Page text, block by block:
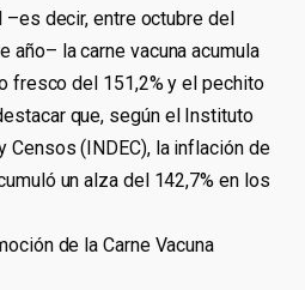
–es decir, entre octubre del
año– la carne vacuna acumula
fresco del 151,2% y el pechito
que, según el Instituto
Censos (INDEC), la inflación de
un alza del 142,7% en los
de la Carne Vacuna